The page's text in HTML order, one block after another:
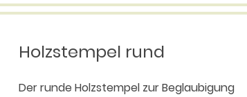
Holzstempel rund
Der runde Holzstempel zur Beglaubigung